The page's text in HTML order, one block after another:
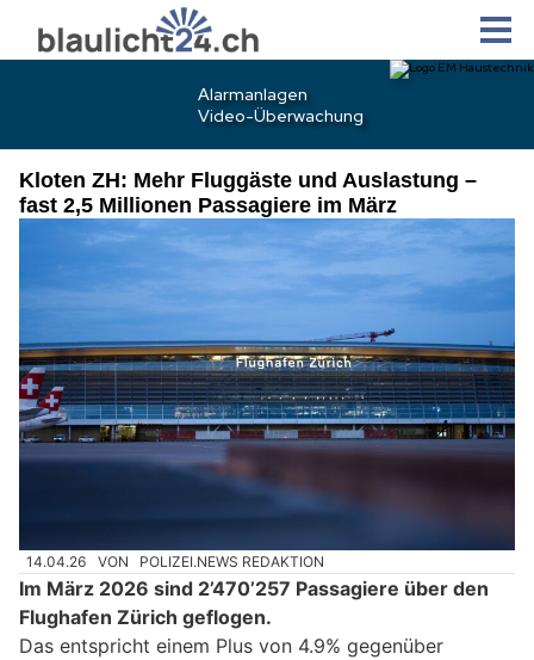
Kloten ZH: Mehr Fluggäste und Auslastung –
fast 2,5 Millionen Passagiere im März
14.04.26 VON POLIZEI.NEWS REDAKTION
Im März 2026 sind 2’470’257 Passagiere über den
Flughafen Zürich geflogen.
Das entspricht einem Plus von 4.9% gegenüber